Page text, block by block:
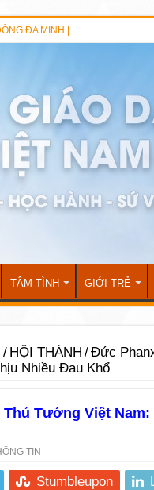
ĐA MINH |
TÂM TÌNH GIỚI TRẺ
/ HỘI THÁNH /Đức
Nhiều Đau Khổ
Tướng Việt Nam:
TIN
Stumbleupon